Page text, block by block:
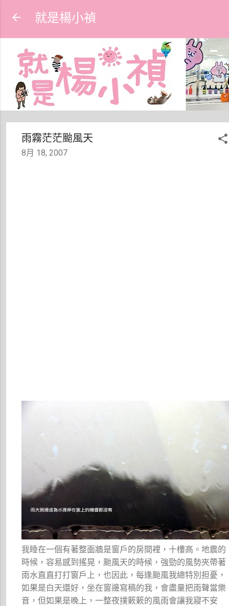
就是楊小禎
雨霧茫茫颱風天
8月 18, 2007
我睡在一個有著整面牆是窗戶的房間裡，十樓高。地震的
時候，容易感到搖晃，颱風天的時候，強勁的風勢夾帶著
雨水直直打打窗戶上，也因此，每逢颱風我總特別担憂，
如果是白天還好，坐在窗邊寫稿的我，會盡量把雨聲當樂
音，但如果是晚上，一整夜撲簌簌的風雨會讓我寢不安